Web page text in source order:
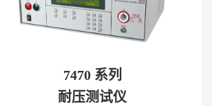
7470 系列
耐压测试仪